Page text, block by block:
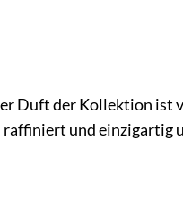
Duft der Kollektion ist
und einzigartig